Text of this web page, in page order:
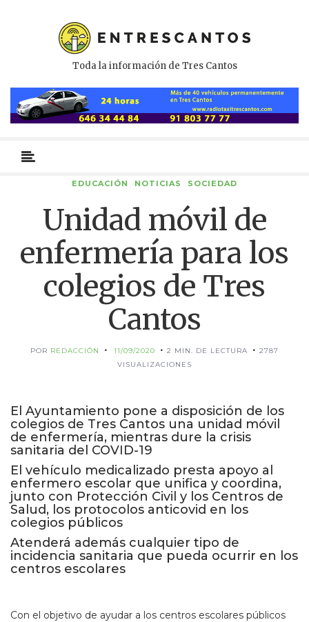
Toda la información de Tres Cantos
primario
EDUCACIÓN NOTICIAS SOCIEDAD
Unidad móvil de
enfermería para los
colegios de Tres
Cantos
POR REDACCIÓN 11/09/2020 2 MIN. DE LECTURA
2787
VISUALIZACIONES
El Ayuntamiento pone a disposición de los
colegios de Tres Cantos una unidad móvil
de enfermería, mientras dure la crisis
sanitaria del COVID-19
El vehículo medicalizado presta apoyo al
enfermero escolar que unifica y coordina,
junto con Protección Civil y los Centros de
Salud, los protocolos anticovid en los
colegios públicos
Atenderá además cualquier tipo de
incidencia sanitaria que pueda ocurrir en los
centros escolares
Con el objetivo de ayudar a los centros escolares públicos